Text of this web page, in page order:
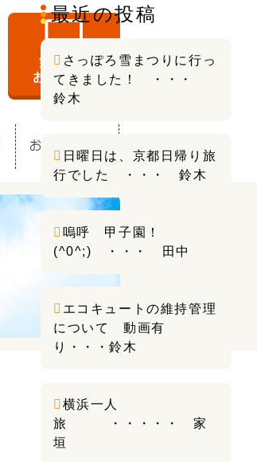
最近の投稿
さっぽろ雪まつりに行っ
てきました！ ・・・
鈴木
日曜日は、京都日帰り旅
行でした ・・・ 鈴木
嗚呼 甲子園！
(^0^;) ・・・ 田中
エコキュートの維持管理
について 動画有
り・・・鈴木
横浜一人
旅 ・・・・・ 家
垣